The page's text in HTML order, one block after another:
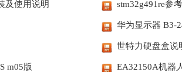
及使用说明 stm32g491re参
华为显示器 B3-
世特力硬盘盒说
m05版 EA32150A机器